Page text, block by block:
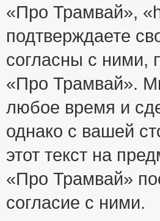
«Про Трамвай»,
подтверждаете
согласны с ними,
«Про Трамвай».
любое время и
однако с вашей
этот текст на
«Про Трамвай»
согласие с ними.